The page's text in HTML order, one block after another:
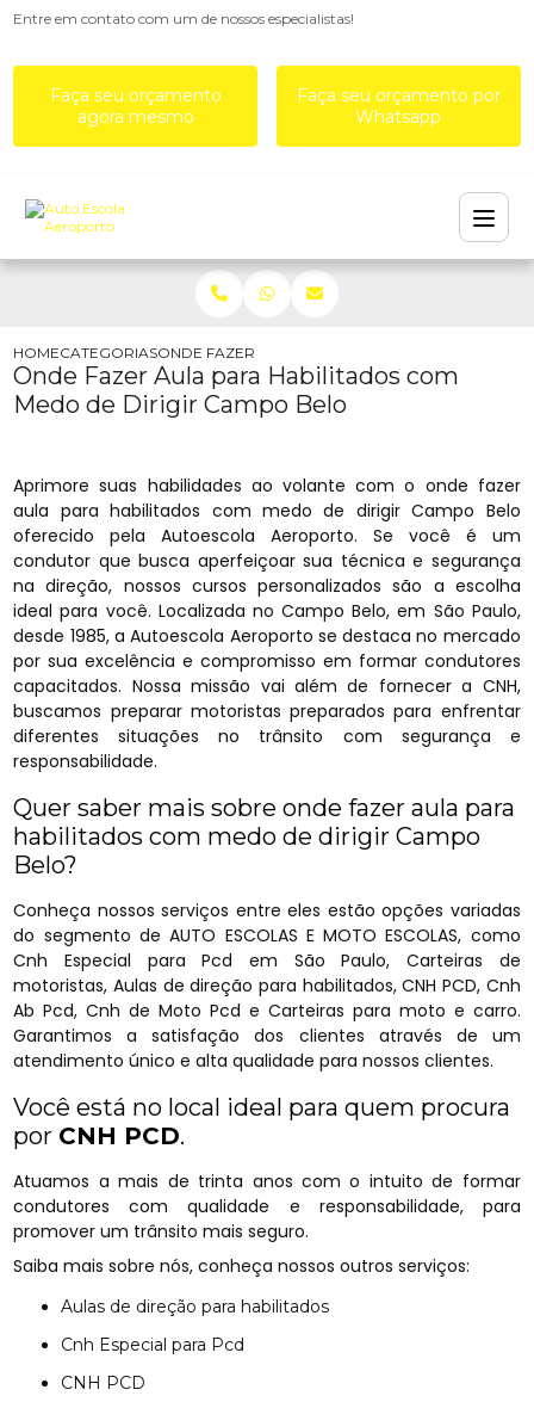
Entre em contato com um de nossos especialistas!
Faça seu orçamento
agora mesmo
Faça seu orçamento por
Whatsapp
HOMECATEGORIASONDE FAZER AULA PARA HABILITADOS COM
Onde Fazer Aula para Habilitados com
Medo de Dirigir Campo Belo
Aprimore suas habilidades ao volante com o onde fazer
aula para habilitados com medo de dirigir Campo Belo
oferecido pela Autoescola Aeroporto. Se você é um
condutor que busca aperfeiçoar sua técnica e segurança
na direção, nossos cursos personalizados são a escolha
ideal para você. Localizada no Campo Belo, em São Paulo,
desde 1985, a Autoescola Aeroporto se destaca no mercado
por sua excelência e compromisso em formar condutores
capacitados. Nossa missão vai além de fornecer a CNH,
buscamos preparar motoristas preparados para enfrentar
diferentes situações no trânsito com segurança e
responsabilidade.
Quer saber mais sobre onde fazer aula para
habilitados com medo de dirigir Campo
Belo?
Conheça nossos serviços entre eles estão opções variadas
do segmento de AUTO ESCOLAS E MOTO ESCOLAS, como
Cnh Especial para Pcd em São Paulo, Carteiras de
motoristas, Aulas de direção para habilitados, CNH PCD, Cnh
Ab Pcd, Cnh de Moto Pcd e Carteiras para moto e carro.
Garantimos a satisfação dos clientes através de um
atendimento único e alta qualidade para nossos clientes.
Você está no local ideal para quem procura
por CNH PCD.
Atuamos a mais de trinta anos com o intuito de formar
condutores com qualidade e responsabilidade, para
promover um trânsito mais seguro.
Saiba mais sobre nós, conheça nossos outros serviços:
Aulas de direção para habilitados
Cnh Especial para Pcd
CNH PCD